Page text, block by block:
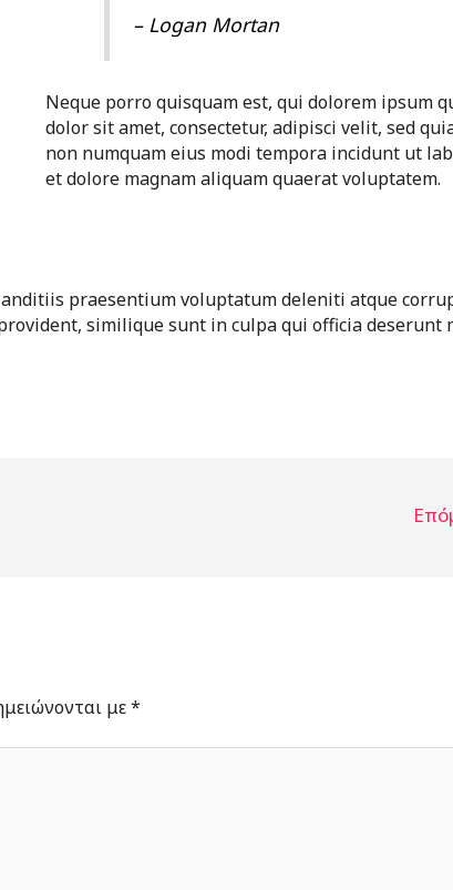
– Logan Mortan
Neque porro quisquam est, qui dolorem ipsum
dolor sit amet, consectetur, adipisci velit, sed
non numquam eius modi tempora incidunt ut
et dolore magnam aliquam quaerat voluptatem.
praesentium voluptatum deleniti atque
similique sunt in culpa qui officia deserunt
με*